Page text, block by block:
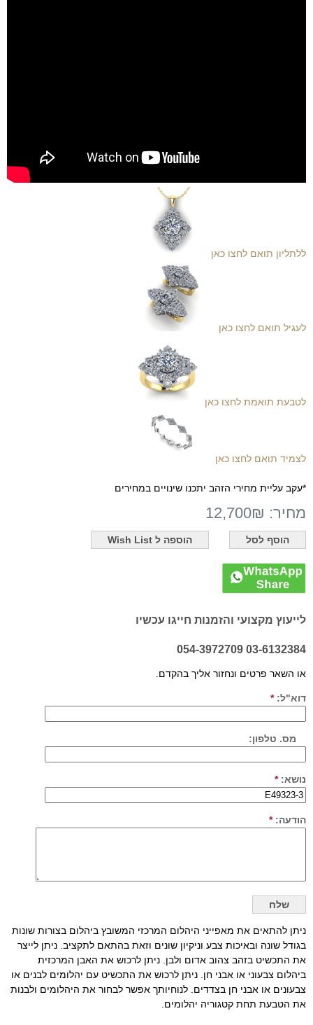
ללתליון תואם לחצו כאן
לעגיל תואם לחצו כאן
לטבעת תואמת לחצו כאן
לצמיד תואם לחצו כאן
*עקב עליית מחירי הזהב יתכנו שינויים במחירים
מחיר: 12,700₪
לייעוץ מקצועי והזמנות חייגו עכשיו
03-6132384 054-3972709
או השאר פרטים ונחזור אליך בהקדם.
דוא"ל:*
מס. טלפון:
נושא:*
הודעה:*
ניתן להתאים את מאפייני היהלום המרכזי המשובץ ביהלום בצורות שונות
בגודל שונה ובאיכות צבע וניקיון שונים וזאת בהתאם לתקציב. ניתן לייצר
את התכשיט בזהב צהוב אדום ולבן. ניתן לרכוש את האבן המרכזית
ביהלום צבעוני או אבני חן. ניתן לרכוש את התכשיט עם יהלומים לבנים או
צבעונים או אבני חן בצדדים. לנוחיותך אפשר לבחור את היהלומים ולבנות
את הטבעת תחת קטגוריה יהלומים.